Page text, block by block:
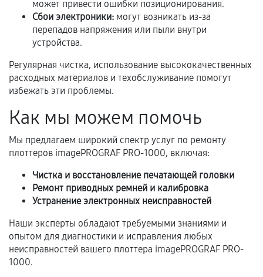
Когда гарантия не действует
Нарушение правил эксплуатации,
механические повреждения, попадание влаги,
Самостоятельный ремонт или вмешательство
Естественный износ деталей, если иное не
Обращение после окончания гарантийного
срока.
Программные сбои, если это не указано в
отдельных условиях.
может привести ошибки позиционирования.
Сбои электроники: могут возникать из-за
перепадов напряжения или пыли внутри
устройства.
Регулярная чистка, использование высококачественных
расходных материалов и техобслуживание помогут
избежать эти проблемы.
Как мы можем помочь
Мы предлагаем широкий спектр услуг по ремонту
плоттеров imagePROGRAF PRO-1000, включая:
Чистка и восстановление печатающей головки
Ремонт приводных ремней и калибровка
Устранение электронных неисправностей
Наши эксперты обладают требуемыми знаниями и
опытом для диагностики и исправления любых
неисправностей вашего плоттера imagePROGRAF PRO-
1000.